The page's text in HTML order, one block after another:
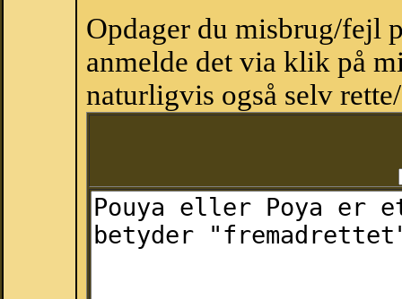
Opdager du misbrug/fejl
anmelde det via klik på
naturligvis også selv